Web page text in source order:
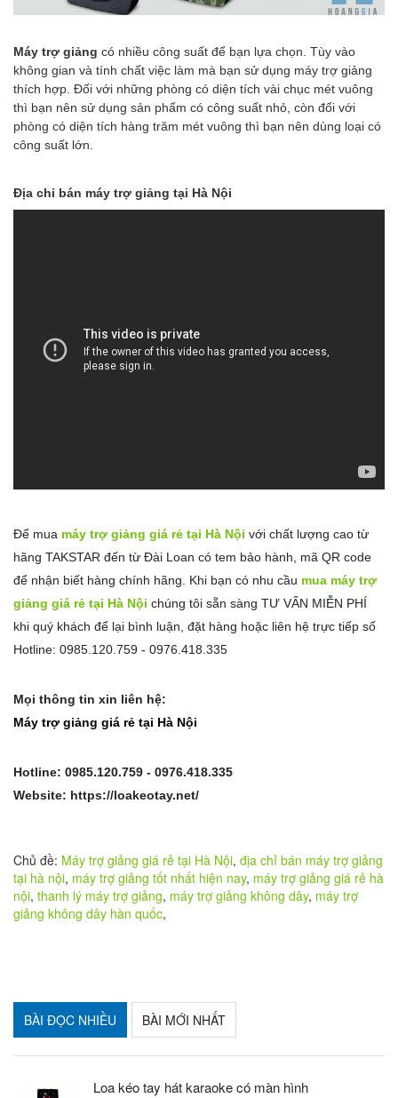
Máy trợ giảng có nhiều công suất để bạn lựa chọn. Tùy vào
không gian và tính chất việc làm mà bạn sử dụng máy trợ giảng
thích hợp. Đối với những phòng có diện tích vài chục mét vuông
thì bạn nên sử dụng sản phẩm có công suất nhỏ, còn đối với
phòng có diện tích hàng trăm mét vuông thì bạn nên dùng loại có
công suất lớn.
Địa chỉ bán máy trợ giảng tại Hà Nội
Để mua máy trợ giảng giá rẻ tại Hà Nội với chất lượng cao từ
hãng TAKSTAR đến từ Đài Loan có tem bảo hành, mã QR code
để nhận biết hàng chính hãng. Khi bạn có nhu cầu mua máy trợ
giảng giá rẻ tại Hà Nội chúng tôi sẵn sàng TƯ VẤN MIỄN PHÍ
khi quý khách để lại bình luận, đặt hàng hoặc liên hệ trực tiếp số
Hotline: 0985.120.759 - 0976.418.335
Mọi thông tin xin liên hệ:
Máy trợ giảng giá rẻ tại Hà Nội
Hotline: 0985.120.759 - 0976.418.335
Website: https://loakeotay.net/
Chủ đề: Máy trợ giảng giá rẻ tại Hà Nội, địa chỉ bán máy trợ giảng
tại hà nội, máy trợ giảng tốt nhất hiện nay, máy trợ giảng giá rẻ hà
nội, thanh lý máy trợ giảng, máy trợ giảng không dây, máy trợ
giảng không dây hàn quốc,
BÀI ĐỌC NHIỀU BÀI MỚI NHẤT
Loa kéo tay hát karaoke có màn hình